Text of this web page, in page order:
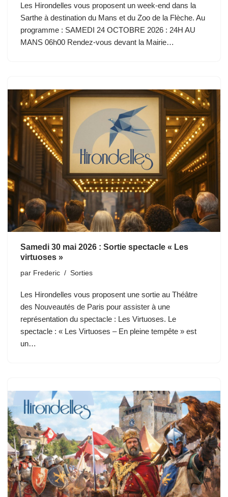
Les Hirondelles vous proposent un week-end dans la
Sarthe à destination du Mans et du Zoo de la Flèche. Au
programme : SAMEDI 24 OCTOBRE 2026 : 24H AU
MANS 06h00 Rendez-vous devant la Mairie…
Samedi 30 mai 2026 : Sortie spectacle « Les
virtuoses »
par Frederic Sorties
Les Hirondelles vous proposent une sortie au Théâtre
des Nouveautés de Paris pour assister à une
représentation du spectacle : Les Virtuoses. Le
spectacle : « Les Virtuoses – En pleine tempête » est
un…